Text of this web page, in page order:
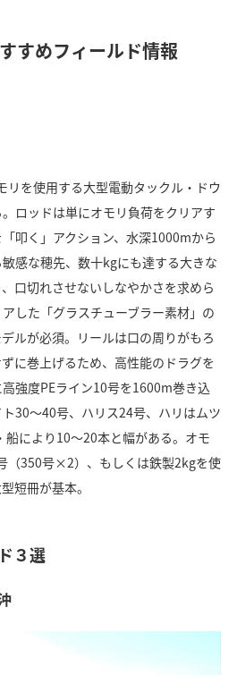
すめフィールド情報
リを使用する大型電動タックル・ドウ
ロッドは単にオモリ負荷をクリアす
叩く」アクション、水深1000mから
感な穂先、数十kgにも達する大きな
口切れさせないしなやかさを求めら
した「グラスチューブラー素材」の
ルが必須。リールは口の周りがもろ
に巻上げるため、高性能のドラグを
強度PEライン10号を1600m巻き込
30～40号、ハリス24号、ハリはムツ
により10～20本と幅がある。オモ
（350号×2）、もしくは鉄製2kgを使
短冊が基本。
３選